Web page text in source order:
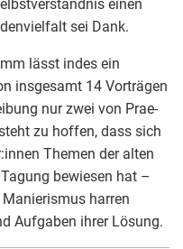
einen
sei Dank.
lässt indes ein
insgesamt 14 Vorträgen
nur zwei von Prae-
zu hoffen, dass sich
Themen der alten
bewiesen hat –
harren
Aufgaben ihrer Lösung.